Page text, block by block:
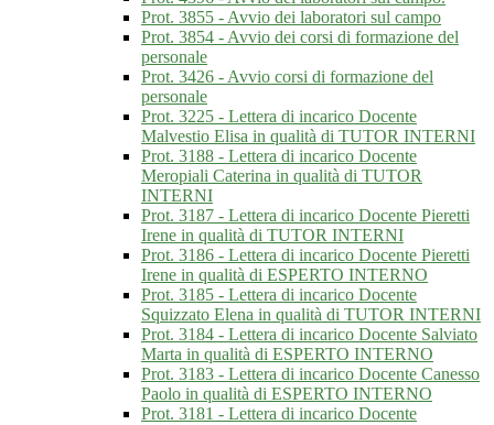
Prot. 3855 - Avvio dei laboratori sul campo
Prot. 3854 - Avvio dei corsi di formazione del
personale
Prot. 3426 - Avvio corsi di formazione del
personale
Prot. 3225 - Lettera di incarico Docente
Malvestio Elisa in qualità di TUTOR INTERNI
Prot. 3188 - Lettera di incarico Docente
Meropiali Caterina in qualità di TUTOR
INTERNI
Prot. 3187 - Lettera di incarico Docente Pieretti
Irene in qualità di TUTOR INTERNI
Prot. 3186 - Lettera di incarico Docente Pieretti
Irene in qualità di ESPERTO INTERNO
Prot. 3185 - Lettera di incarico Docente
Squizzato Elena in qualità di TUTOR INTERNI
Prot. 3184 - Lettera di incarico Docente Salviato
Marta in qualità di ESPERTO INTERNO
Prot. 3183 - Lettera di incarico Docente Canesso
Paolo in qualità di ESPERTO INTERNO
Prot. 3181 - Lettera di incarico Docente